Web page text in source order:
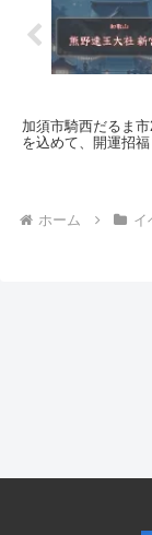
加須市騎西だるま
を込めて、開運招福
ホーム イ